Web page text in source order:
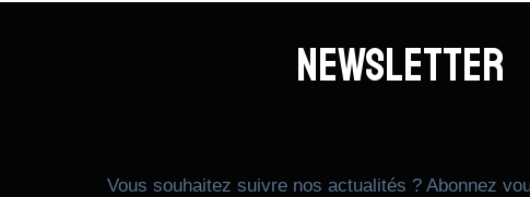
Newsletter
Vous souhaitez suivre nos actualités ? Abonnez